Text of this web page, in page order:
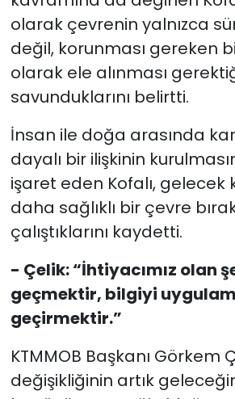
olarak çevrenin yalnızca
değil, korunması gereken
olarak ele alınması
savunduklarını belirtti.
İnsan ile doğa arasında
dayalı bir ilişkinin
işaret eden Kofalı, gelecek
daha sağlıklı bir çevre
çalıştıklarını kaydetti.
- Çelik: “İhtiyacımız olan
geçmektir, bilgiyi
geçirmektir.”
KTMMOB Başkanı Görkem
değişikliğinin artık